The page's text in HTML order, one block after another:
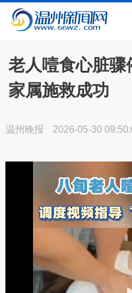
老人噎食心脏
家属施救成功
温州晚报 2026-05-30